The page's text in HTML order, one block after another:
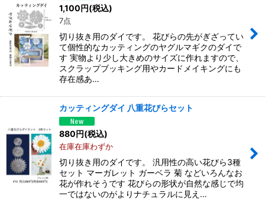
1,100円(税込)
7点
切り抜き用のダイです。 花びらの先がぎざってい
て個性的なカッティングのヤグルマギクのダイで
す 実物より少し大きめのサイズに作れますので、
スクラップブッキング用やカードメイキングにも
存在感あ…
カッティングダイ 八重花びらセット
880円(税込)
在庫在庫わずか
切り抜き用のダイです。 汎用性の高い花びら3種
セット マーガレット ガーベラ 菊 などいろんなお
花が作れそうです 花びらの形状が自然な感じで均
一ではないのがよりナチュラルに見え…